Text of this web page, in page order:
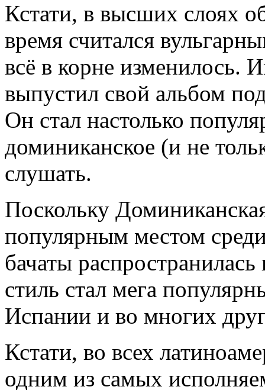
Кстати, в высших слоях
время считался
всё в корне изменилось.
выпустил свой альбом
Он стал настолько
доминиканское (и не
слушать.
Поскольку
популярным местом
бачаты
стиль стал мега
Испании и во многих
Кстати, во всех
одним из самых